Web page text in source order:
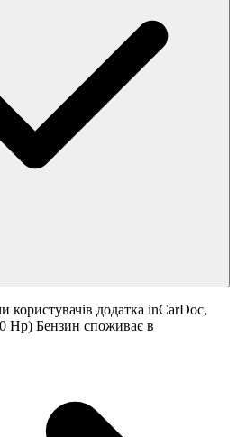
користувачів додатка inCarDoc,
Hp) Бензин споживає в